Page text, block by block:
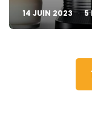
14 JUIN 2023 5